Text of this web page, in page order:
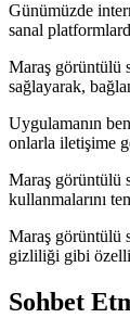
Günümüzde
sanal
Maraş görüntülü
sağlayarak,
Uygulamanın
onlarla iletişime
Maraş görüntülü
kullanmalarını
Maraş görüntülü
gizliliği gibi
Sohbet